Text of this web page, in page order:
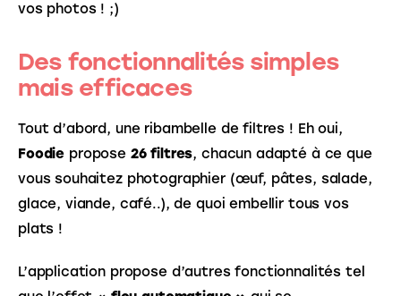
vos photos ! ;)
Des fonctionnalités simples
mais efficaces
Tout d’abord, une ribambelle de filtres ! Eh oui,
Foodie propose 26 filtres, chacun adapté à ce que
vous souhaitez photographier (œuf, pâtes, salade,
glace, viande, café..), de quoi embellir tous vos
plats !
L’application propose d’autres fonctionnalités tel